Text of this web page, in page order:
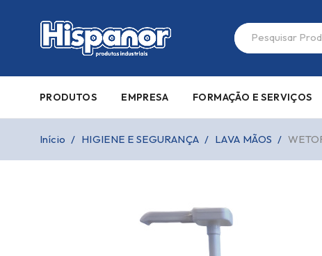
PRODUTOS EMPRESA FORMAÇÃO E SERVIÇOS
Início / HIGIENE E SEGURANÇA / LAVA MÃOS /